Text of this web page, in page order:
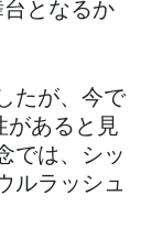
となるか
たが、今で
があると見
では、シッ
ルラッシュ